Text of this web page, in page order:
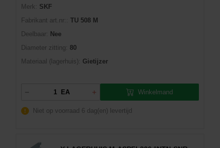
Merk:
SKF
Fabrikant art.nr::
TU 508 M
Deelbaar:
Nee
Diameter zitting:
80
Materiaal (lagerhuis):
Gietijzer
EA Winkelmand
Niet op voorraad 6 dag(en) levertijd